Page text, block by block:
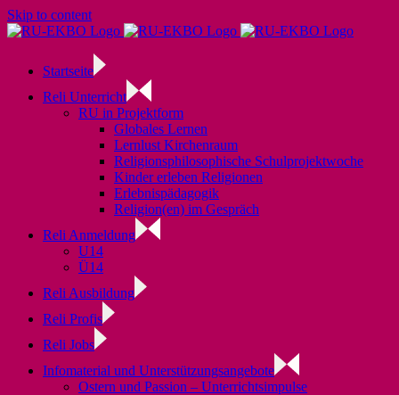
Skip to content
Startseite
Reli Unterricht
RU in Projektform
Globales Lernen
Lernlust Kirchenraum
Religionsphilosophische Schulprojektwoche
Kinder erleben Religionen
Erlebnispädagogik
Religion(en) im Gespräch
Reli Anmeldung
U14
Ü14
Reli Ausbildung
Reli Profis
Reli Jobs
Infomaterial und Unterstützungsangebote
Ostern und Passion – Unterrichtsimpulse